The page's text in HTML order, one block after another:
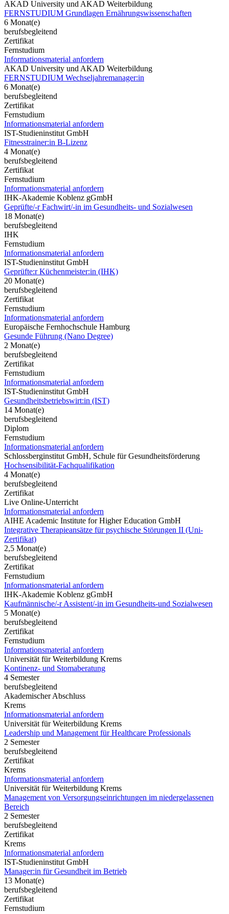
AKAD University und AKAD Weiterbildung
FERNSTUDIUM Grundlagen Ernährungswissenschaften
6 Monat(e)
berufsbegleitend
Zertifikat
Fernstudium
Informationsmaterial anfordern
AKAD University und AKAD Weiterbildung
FERNSTUDIUM Wechseljahremanager:in
6 Monat(e)
berufsbegleitend
Zertifikat
Fernstudium
Informationsmaterial anfordern
IST-Studieninstitut GmbH
Fitnesstrainer:in B-Lizenz
4 Monat(e)
berufsbegleitend
Zertifikat
Fernstudium
Informationsmaterial anfordern
IHK-Akademie Koblenz gGmbH
Geprüfte/-r Fachwirt/-in im Gesundheits- und Sozialwesen
18 Monat(e)
berufsbegleitend
IHK
Fernstudium
Informationsmaterial anfordern
IST-Studieninstitut GmbH
Geprüfte:r Küchenmeister:in (IHK)
20 Monat(e)
berufsbegleitend
Zertifikat
Fernstudium
Informationsmaterial anfordern
Europäische Fernhochschule Hamburg
Gesunde Führung (Nano Degree)
2 Monat(e)
berufsbegleitend
Zertifikat
Fernstudium
Informationsmaterial anfordern
IST-Studieninstitut GmbH
Gesundheitsbetriebswirt:in (IST)
14 Monat(e)
berufsbegleitend
Diplom
Fernstudium
Informationsmaterial anfordern
Schlossberginstitut GmbH, Schule für Gesundheitsförderung
Hochsensibilität-Fachqualifikation
4 Monat(e)
berufsbegleitend
Zertifikat
Live Online-Unterricht
Informationsmaterial anfordern
AIHE Academic Institute for Higher Education GmbH
Integrative Therapieansätze für psychische Störungen II (Uni-
Zertifikat)
2,5 Monat(e)
berufsbegleitend
Zertifikat
Fernstudium
Informationsmaterial anfordern
IHK-Akademie Koblenz gGmbH
Kaufmännische/-r Assistent/-in im Gesundheits-und Sozialwesen
5 Monat(e)
berufsbegleitend
Zertifikat
Fernstudium
Informationsmaterial anfordern
Universität für Weiterbildung Krems
Kontinenz- und Stomaberatung
4 Semester
berufsbegleitend
Akademischer Abschluss
Krems
Informationsmaterial anfordern
Universität für Weiterbildung Krems
Leadership und Management für Healthcare Professionals
2 Semester
berufsbegleitend
Zertifikat
Krems
Informationsmaterial anfordern
Universität für Weiterbildung Krems
Management von Versorgungseinrichtungen im niedergelassenen
Bereich
2 Semester
berufsbegleitend
Zertifikat
Krems
Informationsmaterial anfordern
IST-Studieninstitut GmbH
Manager:in für Gesundheit im Betrieb
13 Monat(e)
berufsbegleitend
Zertifikat
Fernstudium